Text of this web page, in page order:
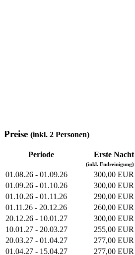
Preise (inkl. 2 Personen)
Periode Erste Nacht
(inkl. Endreinigung)
01.08.26 - 01.09.26 300,00 EUR
01.09.26 - 01.10.26
300,00 EUR
01.10.26 - 01.11.26
290,00 EUR
01.11.26 - 20.12.26
260,00 EUR
20.12.26 - 10.01.27
300,00 EUR
10.01.27 - 20.03.27
255,00 EUR
20.03.27 - 01.04.27
277,00 EUR
01.04.27 - 15.04.27
277,00 EUR